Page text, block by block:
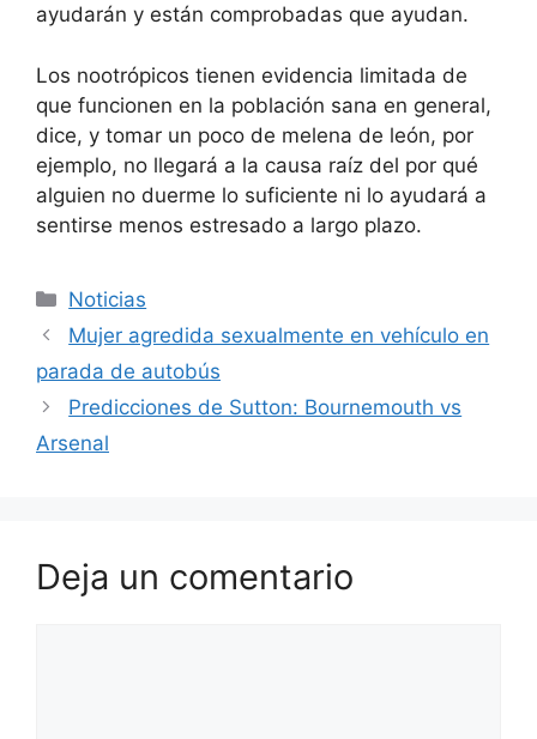
ayudarán y están comprobadas que ayudan.
Los nootrópicos tienen evidencia limitada de
que funcionen en la población sana en general,
dice, y tomar un poco de melena de león, por
ejemplo, no llegará a la causa raíz del por qué
alguien no duerme lo suficiente ni lo ayudará a
sentirse menos estresado a largo plazo.
Categorías
Noticias
Mujer agredida sexualmente en vehículo en
parada de autobús
Predicciones de Sutton: Bournemouth vs
Arsenal
Deja un comentario